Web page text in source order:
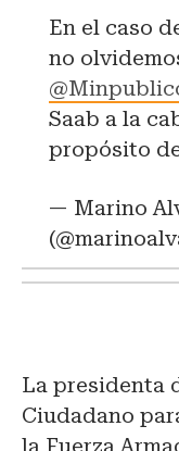
En el caso
no
Saab a la
propósito
— Marino
La presidenta
Ciudadano